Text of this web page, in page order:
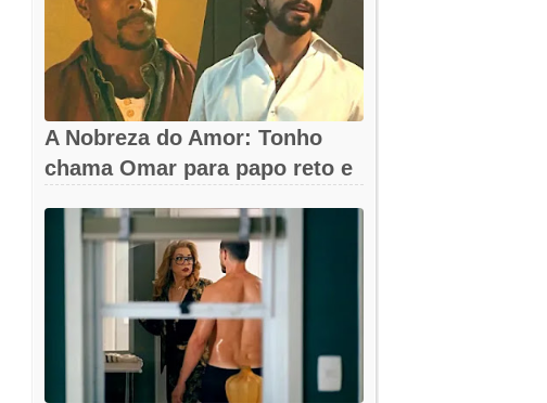
A Nobreza do Amor: Tonho
chama Omar para papo reto e